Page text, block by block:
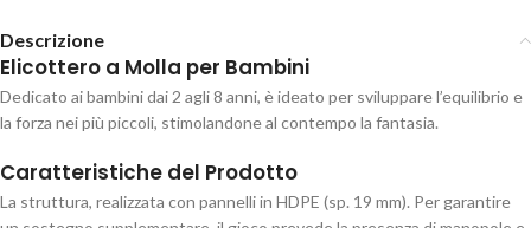
Descrizione
Elicottero a Molla per Bambini
Dedicato ai bambini dai 2 agli 8 anni, è ideato per sviluppare l’equilibrio e
la forza nei più piccoli, stimolandone al contempo la fantasia.
Caratteristiche del Prodotto
La struttura, realizzata con pannelli in HDPE (sp. 19 mm). Per garantire